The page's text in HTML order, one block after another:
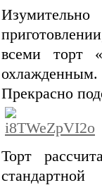
всеми торт
охлажденным.
Прекрасно
Торт